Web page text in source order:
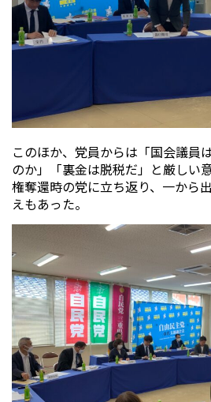
このほか、党員からは「国会議員
のか」「裏金は脱税だ」と厳しい
権奪還時の党に立ち返り、一から
えもあった。